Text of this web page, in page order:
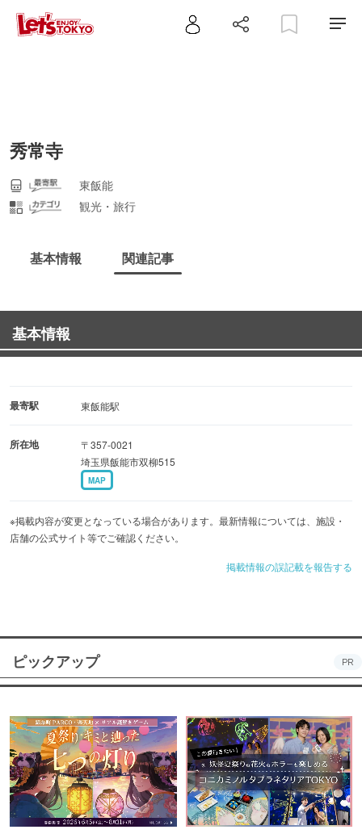
秀常寺
東飯能
観光・旅行
基本情報 関連記事
基本情報
最寄駅 東飯能駅
所在地
〒357-0021
埼玉県飯能市双柳515
MAP
※掲載内容が変更となっている場合があります。最新情報については、施設・
店舗の公式サイト等でご確認ください。
掲載情報の誤記載を報告する
ピックアップ PR